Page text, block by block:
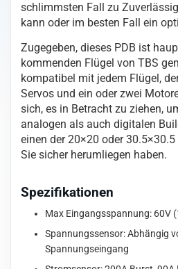
schlimmsten Fall zu
kann oder im besten Fall ein
Zugegeben, dieses PDB ist
kommenden Flügel von TBS
kompatibel mit jedem Flügel,
Servos und ein oder zwei
sich, es in Betracht zu ziehen,
analogen als auch digitalen
einen der 20×20 oder 30.5×30.5
Sie sicher herumliegen haben.
Spezifikationen
Max Eingangsspannung: 60V
Spannungssensor: Abhängig
Spannungseingang